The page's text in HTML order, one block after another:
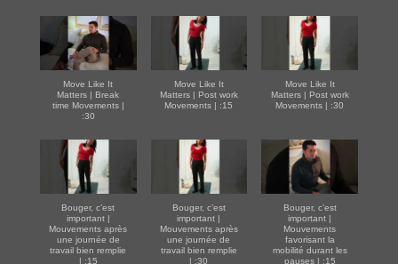
Move Like It
Matters | Break
time Movements |
:30
Move Like It
Matters | Post work
Movements | :15
Move Like It
Matters | Post work
Movements | :30
Bouger, c’est
important |
Mouvements après
une journée de
travail bien remplie
| :15
Bouger, c’est
important |
Mouvements après
une journée de
travail bien remplie
| :30
Bouger, c’est
important |
Mouvements
favorisant la
mobilité durant les
pauses | :15